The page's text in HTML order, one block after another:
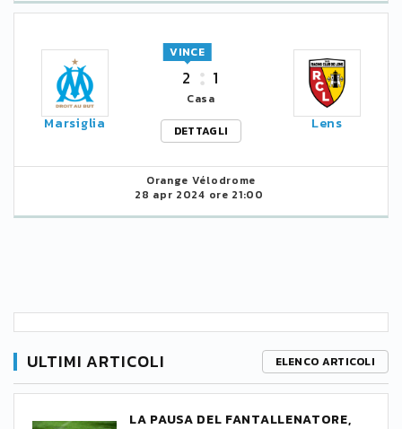
Marsiglia
2
VINCE
1
Casa
DETTAGLI
Lens
Orange Vélodrome
28 apr 2024 ore 21:00
ULTIMI ARTICOLI ELENCO ARTICOLI
LA PAUSA DEL FANTALLENATORE,